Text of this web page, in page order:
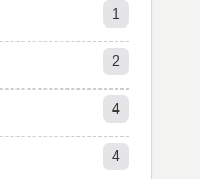
1
2
4
4